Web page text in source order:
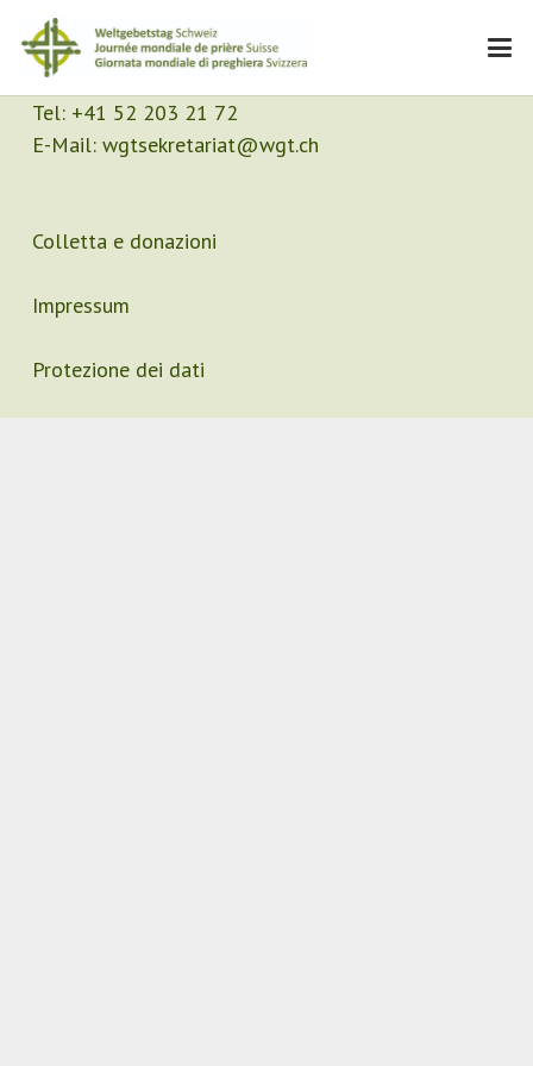
Contatto
Segretariato
Tel: +41 52 203 21 72
E-Mail: wgtsekretariat@wgt.ch
Colletta e donazioni
Impressum
Protezione dei dati